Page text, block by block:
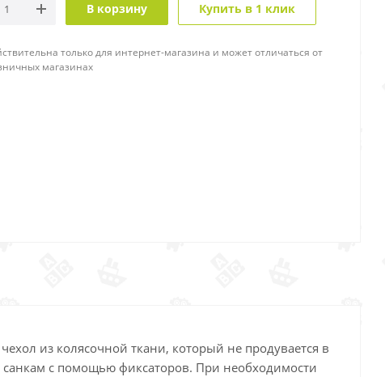
В корзину Купить в 1 клик
только для интернет-магазина и может отличаться от
магазинах
из колясочной ткани, который не продувается в
санкам с помощью фиксаторов. При необходимости